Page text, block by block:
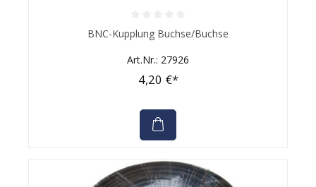
Durchschnittliche Bewertung von 0 von 5 Sternen
BNC-Kupplung Buchse/Buchse
Art.Nr.: 27926
4,20 €*